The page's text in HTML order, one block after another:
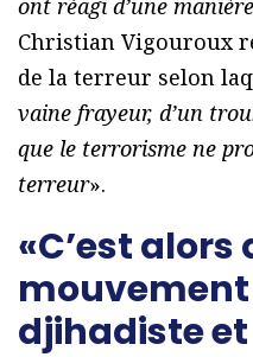
ont réagi d’une
Christian Vigouroux
de la terreur selon
vaine frayeur, d’un
que le terrorisme ne
terreur».
«C’est alors
djihadiste et